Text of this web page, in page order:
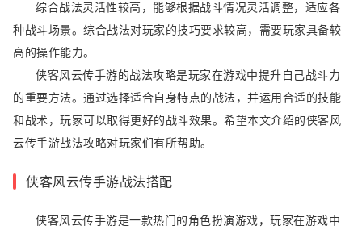
综合战法灵活性较高，能够根据战斗情况灵活调整，适应各
种战斗场景。综合战法对玩家的技巧要求较高，需要玩家具备较
高的操作能力。
侠客风云传手游的战法攻略是玩家在游戏中提升自己战斗力
的重要方法。通过选择适合自身特点的战法，并运用合适的技能
和战术，玩家可以取得更好的战斗效果。希望本文介绍的侠客风
云传手游战法攻略对玩家们有所帮助。
侠客风云传手游战法搭配
侠客风云传手游是一款热门的角色扮演游戏，玩家在游戏中